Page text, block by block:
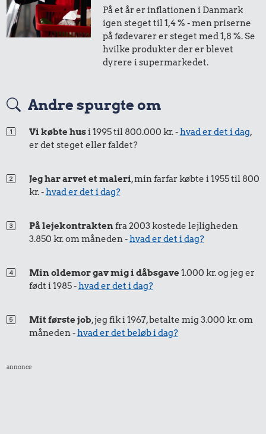
På et år er inflationen i Danmark
igen steget til 1,4 % - men priserne
på fødevarer er steget med 1,8 %. Se
hvilke produkter der er blevet
dyrere i supermarkedet.
Andre spurgte om
Vi købte husi 1995 til 800.000 kr. -hvad er det i dag,
er det steget eller faldet?
Jeg har arvet et maleri, min farfar købte i 1955 til 800
kr. -hvad er det i dag?
På lejekontraktenfra 2003 kostede lejligheden
3.850 kr. om måneden -hvad er det i dag?
Min oldemor gav mig i dåbsgave1.000 kr. og jeg er
født i 1985 -hvad er det i dag?
Mit første job, jeg fik i 1967, betalte mig 3.000 kr. om
måneden -hvad er det beløb i dag?
annonce